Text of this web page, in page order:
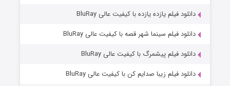
دانلود فیلم یازده یازده با کیفیت عالی BluRay
دانلود فیلم سینما شهر قصه با کیفیت عالی BluRay
دانلود فیلم پیشمرگ با کیفیت عالی BluRay
دانلود فیلم زیبا صدایم کن با کیفیت عالی BluRay